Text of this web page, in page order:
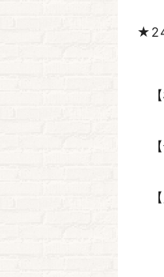
【
【
【